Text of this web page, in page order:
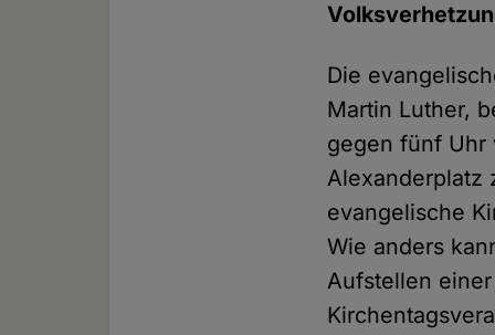
Die
Martin Luther,
gegen fünf Uhr
Alexanderplatz
evangelische
Wie anders
Aufstellen